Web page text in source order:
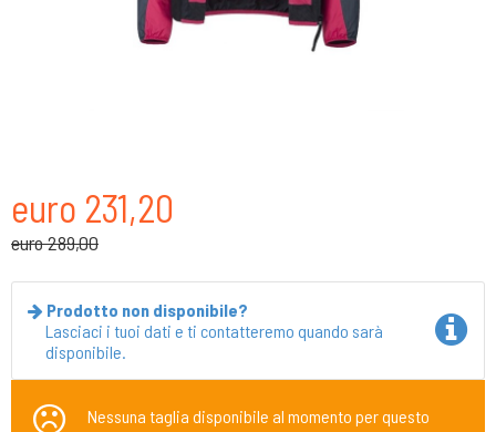
euro 231,20
euro 289,00
Prodotto non disponibile?
Lasciaci i tuoi dati e ti contatteremo quando sarà
disponibile.
Nessuna taglia disponibile al momento per questo